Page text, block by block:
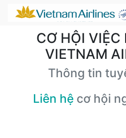
CƠ HỘI VIỆC
VIETNAM
Thông tin
Liên hệ cơ hội